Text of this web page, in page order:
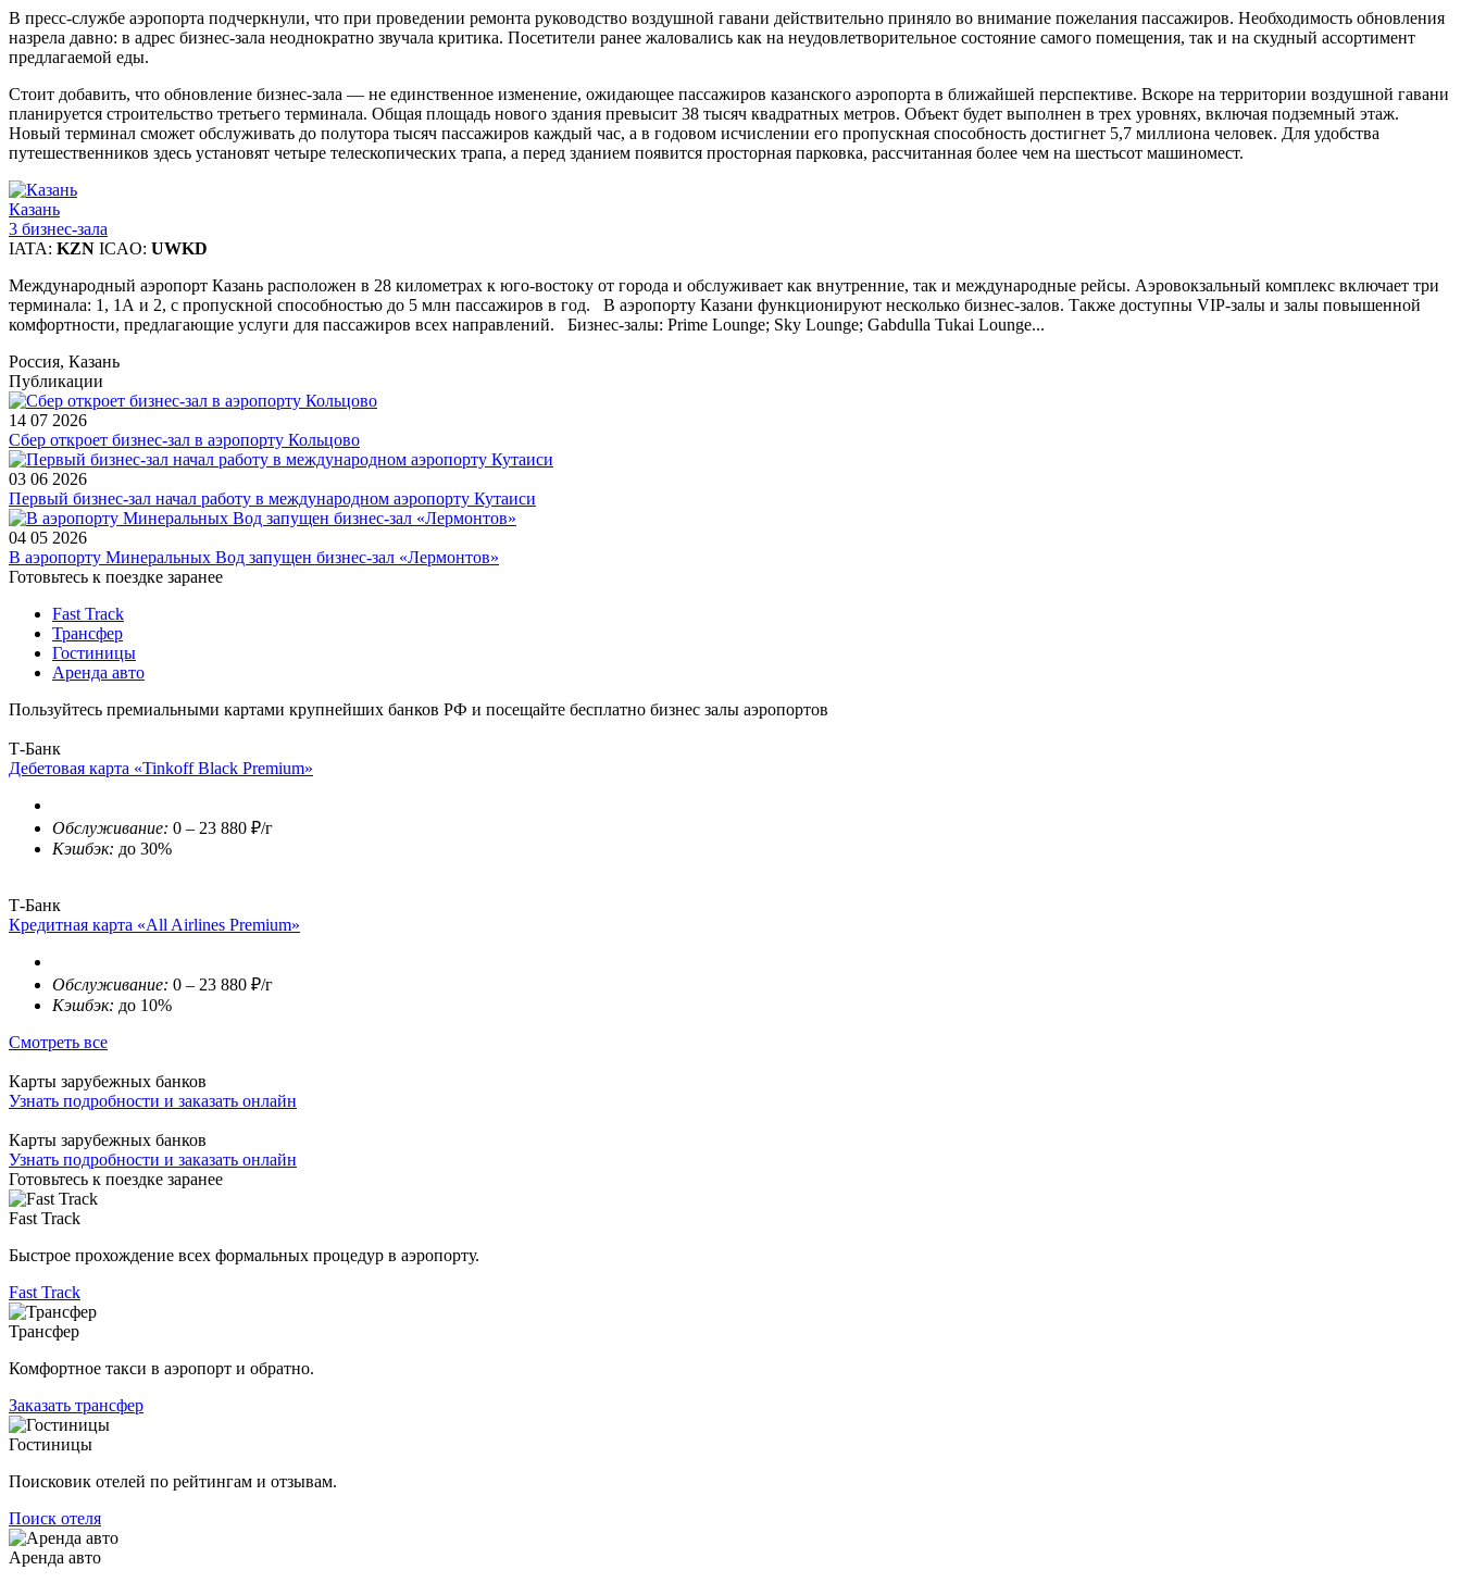
В пресс-службе аэропорта подчеркнули, что при проведении ремонта руководство воздушной гавани действительно приняло во внимание пожелания пассажиров. Необходимость обновления
назрела давно: в адрес бизнес-зала неоднократно звучала критика. Посетители ранее жаловались как на неудовлетворительное состояние самого помещения, так и на скудный ассортимент
предлагаемой еды.
Стоит добавить, что обновление бизнес-зала — не единственное изменение, ожидающее пассажиров казанского аэропорта в ближайшей перспективе. Вскоре на территории воздушной гавани
планируется строительство третьего терминала. Общая площадь нового здания превысит 38 тысяч квадратных метров. Объект будет выполнен в трех уровнях, включая подземный этаж.
Новый терминал сможет обслуживать до полутора тысяч пассажиров каждый час, а в годовом исчислении его пропускная способность достигнет 5,7 миллиона человек. Для удобства
путешественников здесь установят четыре телескопических трапа, а перед зданием появится просторная парковка, рассчитанная более чем на шестьсот машиномест.
Казань
3 бизнес-зала
IATA: KZN ICAO: UWKD
Международный аэропорт Казань расположен в 28 километрах к юго-востоку от города и обслуживает как внутренние, так и международные рейсы. Аэровокзальный комплекс включает три
терминала: 1, 1А и 2, с пропускной способностью до 5 млн пассажиров в год. В аэропорту Казани функционируют несколько бизнес-залов. Также доступны VIP-залы и залы повышенной
комфортности, предлагающие услуги для пассажиров всех направлений. Бизнес-залы: Prime Lounge; Sky Lounge; Gabdulla Tukai Lounge...
Россия, Казань
Публикации
14 07 2026
Сбер откроет бизнес-зал в аэропорту Кольцово
03 06 2026
Первый бизнес-зал начал работу в международном аэропорту Кутаиси
04 05 2026
В аэропорту Минеральных Вод запущен бизнес-зал «Лермонтов»
Готовьтесь к поездке заранее
Fast Track
Трансфер
Гостиницы
Аренда авто
Пользуйтесь премиальными картами крупнейших банков РФ и посещайте бесплатно бизнес залы аэропортов
Т-Банк
Дебетовая карта «Tinkoff Black Premium»
Обслуживание: 0 – 23 880 ₽/г
Кэшбэк: до 30%
Т-Банк
Кредитная карта «All Airlines Premium»
Обслуживание: 0 – 23 880 ₽/г
Кэшбэк: до 10%
Смотреть все
Карты зарубежных банков
Узнать подробности и заказать онлайн
Карты зарубежных банков
Узнать подробности и заказать онлайн
Готовьтесь к поездке заранее
Fast Track
Быстрое прохождение всех формальных процедур в аэропорту.
Fast Track
Трансфер
Комфортное такси в аэропорт и обратно.
Заказать трансфер
Гостиницы
Поисковик отелей по рейтингам и отзывам.
Поиск отеля
Аренда авто